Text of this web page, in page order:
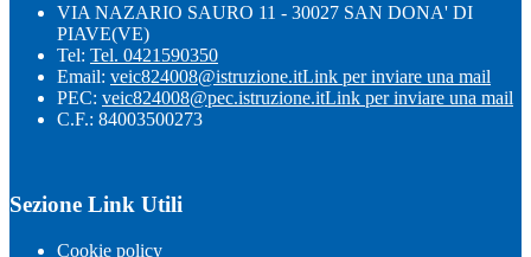
VIA NAZARIO SAURO 11 - 30027 SAN DONA' DI
PIAVE(VE)
Tel: Tel. 0421590350
Email: veic824008@istruzione.itLink per inviare una mail
PEC: veic824008@pec.istruzione.itLink per inviare una mail
C.F.: 84003500273
Sezione Link Utili
Cookie policy